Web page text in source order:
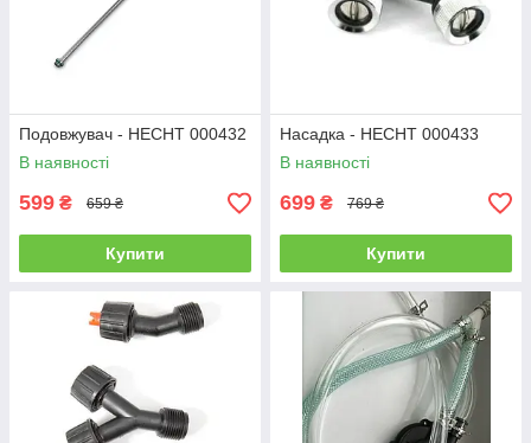
Подовжувач - HECHT 000432
В наявності
599 ₴ 659 ₴
Купити
Насадка - HECHT 000433
В наявності
699 ₴ 769 ₴
Купити